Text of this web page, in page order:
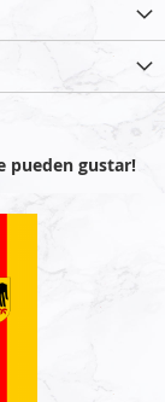
pueden gustar!